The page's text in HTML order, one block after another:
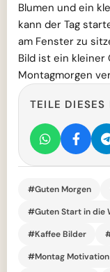
Blumen und ein
kann der Tag
am Fenster zu
Bild ist ein kleiner
Montagmorgen
TEILE DIESES
#Guten Morgen
#Guten Start in die
#Kaffee Bilder
#Montag Motivation